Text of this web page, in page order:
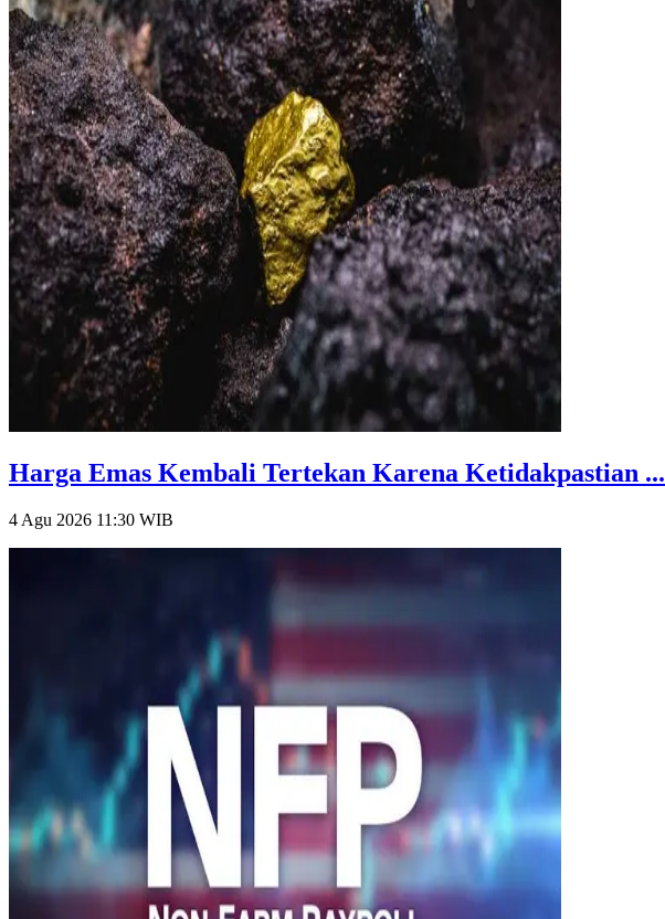
Harga Emas Kembali Tertekan Karena Ketidakpastian ...
4 Agu 2026 11:30 WIB